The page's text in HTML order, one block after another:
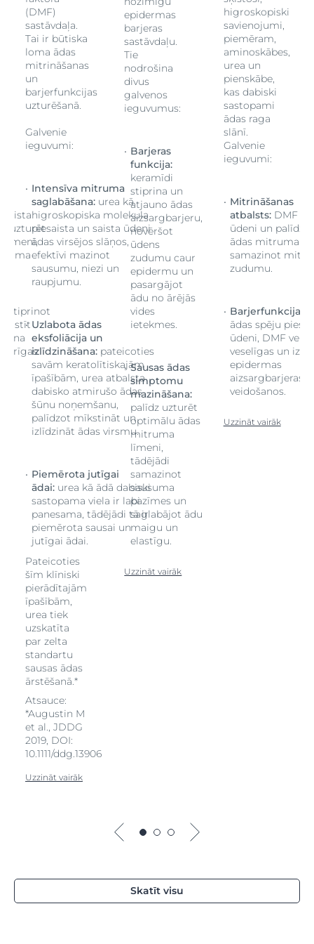
uzturēt
līmeni,
stiprinot
(DMF)
sastāvdaļa.
Tai ir būtiska
loma ādas
mitrināšanas
un
barjerfunkcijas
uzturēšanā.
Galvenie
ieguvumi:
Intensīva mitruma
saglabāšana:urea kā
higroskopiska molekula
piesaista un saista ūdeni
ādas virsējos slāņos,
efektīvi mazinot
sausumu, niezi un
raupjumu.
Uzlabota ādas
eksfoliācija un
izlīdzināšana:pateicoties
savām keratolītiskajām
īpašībām, urea atbalsta
dabisko atmirušo ādas
šūnu noņemšanu,
palīdzot mīkstināt un
izlīdzināt ādas virsmu.
Piemērota jutīgai
ādai:urea kā ādā dabiski
sastopama viela ir labi
panesama, tādējādi tā ir
piemērota sausai un
jutīgai ādai.
Pateicoties
šīm klīniski
pierādītajām
īpašībām,
urea tiek
uzskatīta
par zelta
standartu
sausas ādas
ārstēšanā.*
Atsauce:
*Augustin M
et al., JDDG
2019, DOI:
10.1111/ddg.13906
Uzzināt vairāk
epidermas
barjeras
sastāvdaļu.
Tie
nodrošina
divus
galvenos
ieguvumus:
Barjeras
funkcija:
keramīdi
stiprina un
atjauno ādas
aizsargbarjeru,
novēršot
ūdens
zudumu caur
epidermu un
pasargājot
ādu no ārējās
vides
ietekmes.
Sausas ādas
simptomu
mazināšana:
palīdz uzturēt
optimālu ādas
mitruma
līmeni,
tādējādi
samazinot
sausuma
pazīmes un
saglabājot ādu
maigu un
elastīgu.
Uzzināt vairāk
higroskopiski
savienojumi,
piemēram,
aminoskābes,
urea un
pienskābe,
kas dabiski
sastopami
ādas raga
slānī.
Galvenie
ieguvumi:
Mitrināšanas
atbalsts:DMF
ūdeni un palīdz
ādas mitruma
samazinot
zudumu.
Barjerfunkcija:
ādas spēju
ūdeni, DMF
veselīgas un
epidermas
aizsargbarjeras
veidošanos.
Uzzināt vairāk
Skatīt visu